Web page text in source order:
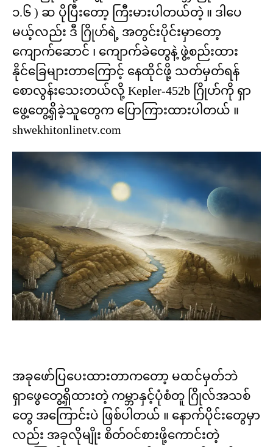
၁.၆ ) ဆ ပိုပြီးတော့ ကြီးမားပါတယ်တဲ့ ။ ဒါပေ
မယ့်လည်း ဒီ ဂြိုဟ်ရဲ့ အတွင်းပိုင်းမှာတော့
ကျောက်ဆောင် ၊ ကျောက်ခဲတွေနဲ့ ဖွဲ့စည်းထား
နိုင်ခြေများတာကြောင့် နေထိုင်ဖို့ သတ်မှတ်ရန်
စောလွန်းသေးတယ်လို့ Kepler-452b ဂြိုဟ်ကို ရှာ
ဖွေ့တွေ့ရှိခဲ့သူတွေက ပြောကြားထားပါတယ် ။
shwekhitonlinetv.com
အခုဖော်ပြပေးထားတာကတော့ မထင်မှတ်ဘဲ
ရှာဖွေတွေ့ရှိထားတဲ့ ကမ္ဘာနှင့်ပုံစံတူ ဂြိုလ်အသစ်
တွေ အကြောင်းပဲ ဖြစ်ပါတယ် ။ နောက်ပိုင်းတွေမှာ
လည်း အခုလိုမျိုး စိတ်ဝင်စားဖို့ကောင်းတဲ့